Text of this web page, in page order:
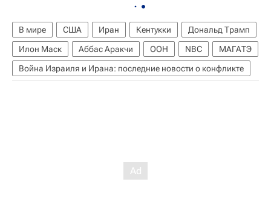
В мире США Иран Кентукки
Дональд Трамп
Илон Маск
Аббас Аракчи ООН NBC
МАГАТЭ
Война Израиля и Ирана: последние новости о конфликте